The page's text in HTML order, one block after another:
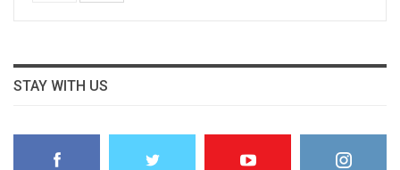
STAY WITH US